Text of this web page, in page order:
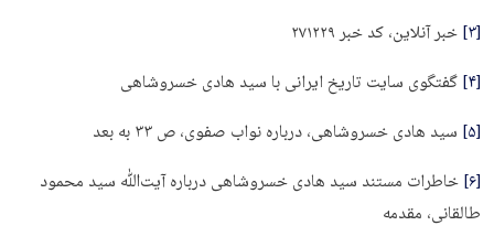
[۳]
خبر آنلاین، کد خبر ۲۷۱۲۲۹
[۴]
گفتگوی سایت تاریخ ایرانی با سید هادی خسروشاهی
[۵]
سید هادی خسروشاهی، درباره نواب صفوی، ص ۳۳ به بعد
[۶]
خاطرات مستند سید هادی خسروشاهی درباره آیت‌ﷲ سید محمود
طالقانی، مقدمه